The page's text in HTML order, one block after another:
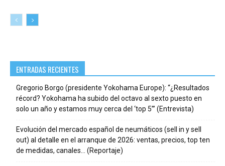
ENTRADAS RECIENTES
Gregorio Borgo (presidente Yokohama Europe): “¿Resultados
récord? Yokohama ha subido del octavo al sexto puesto en
solo un año y estamos muy cerca del ‘top 5’” (Entrevista)
Evolución del mercado español de neumáticos (sell in y sell
out) al detalle en el arranque de 2026: ventas, precios, top ten
de medidas, canales… (Reportaje)